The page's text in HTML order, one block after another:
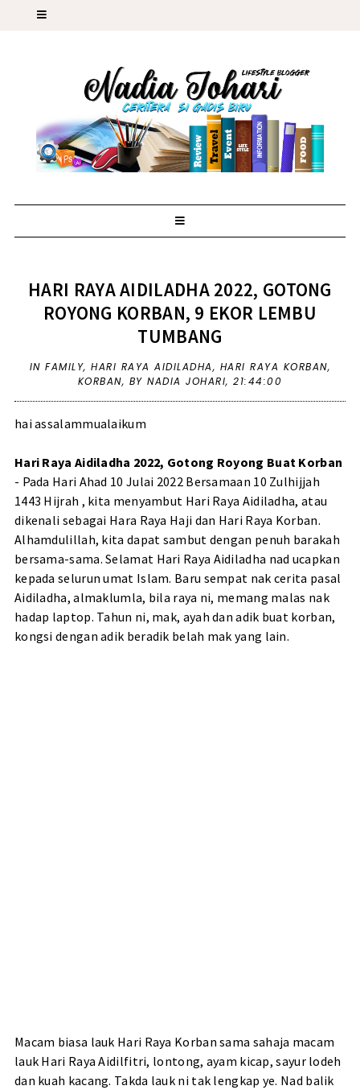
HARI RAYA AIDILADHA 2022, GOTONG
ROYONG KORBAN, 9 EKOR LEMBU
TUMBANG
INFAMILY,HARI RAYA AIDILADHA, HARI RAYA KORBAN,
KORBAN, BY NADIA JOHARI,21:44:00
hai assalammualaikum
Hari Raya Aidiladha 2022, Gotong Royong Buat Korban
- Pada Hari Ahad 10 Julai 2022 Bersamaan 10 Zulhijjah
1443 Hijrah , kita menyambut Hari Raya Aidiladha, atau
dikenali sebagai Hara Raya Haji dan Hari Raya Korban.
Alhamdulillah, kita dapat sambut dengan penuh barakah
bersama-sama. Selamat Hari Raya Aidiladha nad ucapkan
kepada selurun umat Islam. Baru sempat nak cerita pasal
Aidiladha, almaklumla, bila raya ni, memang malas nak
hadap laptop. Tahun ni, mak, ayah dan adik buat korban,
kongsi dengan adik beradik belah mak yang lain.
Macam biasa lauk Hari Raya Korban sama sahaja macam
lauk Hari Raya Aidilfitri, lontong, ayam kicap, sayur lodeh
dan kuah kacang. Takda lauk ni tak lengkap ye. Nad balik